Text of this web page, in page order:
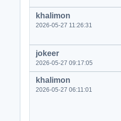
khalimon
2026-05-27 11:26:31
jokeer
2026-05-27 09:17:05
khalimon
2026-05-27 06:11:01